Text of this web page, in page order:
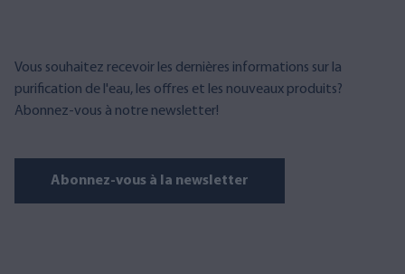
Vous souhaitez recevoir les dernières informations sur la
purification de l'eau, les offres et les nouveaux produits?
Abonnez-vous à notre newsletter!
Abonnez-vous à la newsletter